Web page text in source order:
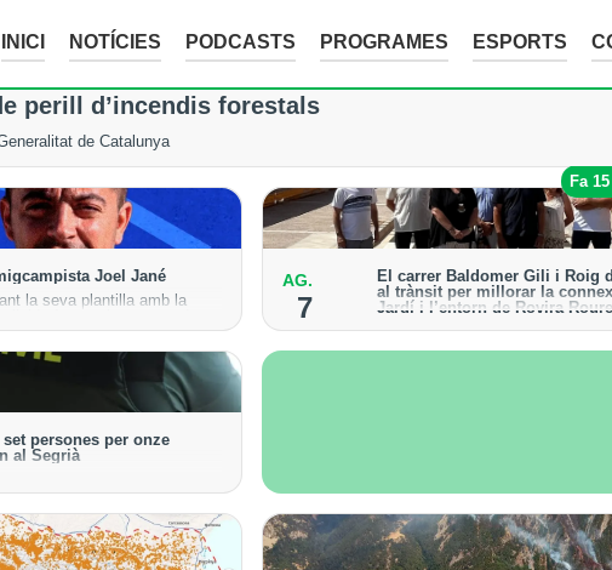
INICI NOTÍCIES PODCASTS PROGRAMES ESPORTS
nit deixa pedregades de fins a 7 cm a
els cultius del Segrià, la Noguera i l’Urgell no han sofert danys
Fa
perill d’incendis forestals
de Catalunya
Joel Jané
la seva plantilla amb la
AG.
7
El carrer Baldomer Gili i Roig
al trànsit per millorar la
Jardí i l’entorn de Rovira Roure
S’ha urbanitzat un tram de 135
voreres accessibles, arbrat i
persones per onze
al Segrià
plantes fotovoltaiques de